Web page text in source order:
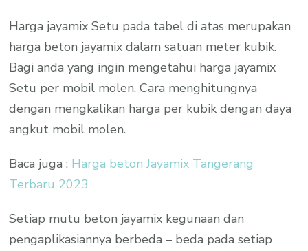
Harga jayamix Setu pada tabel di atas merupakan
harga beton jayamix dalam satuan meter kubik.
Bagi anda yang ingin mengetahui harga jayamix
Setu per mobil molen. Cara menghitungnya
dengan mengkalikan harga per kubik dengan daya
angkut mobil molen.
Baca juga : Harga beton Jayamix Tangerang
Terbaru 2023
Setiap mutu beton jayamix kegunaan dan
pengaplikasiannya berbeda – beda pada setiap